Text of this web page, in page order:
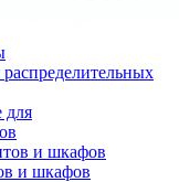
для
и шкафов
и шкафов